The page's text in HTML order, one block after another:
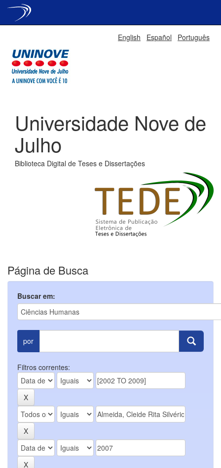
English Español Português
Universidade Nove de
Julho
Biblioteca Digital de Teses e Dissertações
Página de Busca
Buscar em:
por
Filtros correntes: